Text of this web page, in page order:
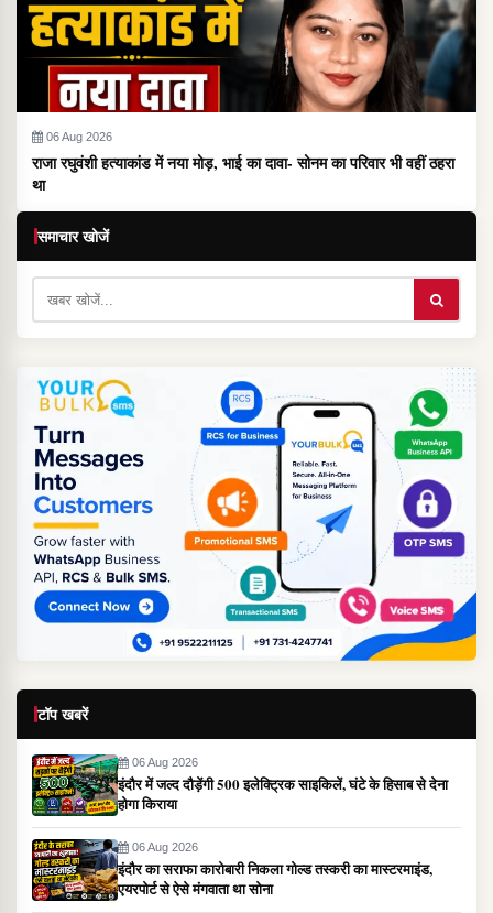
06 Aug 2026
राजा रघुवंशी हत्याकांड में नया मोड़, भाई का दावा- सोनम का परिवार भी वहीं ठहरा
था
समाचार खोजें
टॉप खबरें
06 Aug 2026
इंदौर में जल्द दौड़ेंगी 500 इलेक्ट्रिक साइकिलें, घंटे के हिसाब से देना
होगा किराया
06 Aug 2026
इंदौर का सराफा कारोबारी निकला गोल्ड तस्करी का मास्टरमाइंड,
एयरपोर्ट से ऐसे मंगवाता था सोना